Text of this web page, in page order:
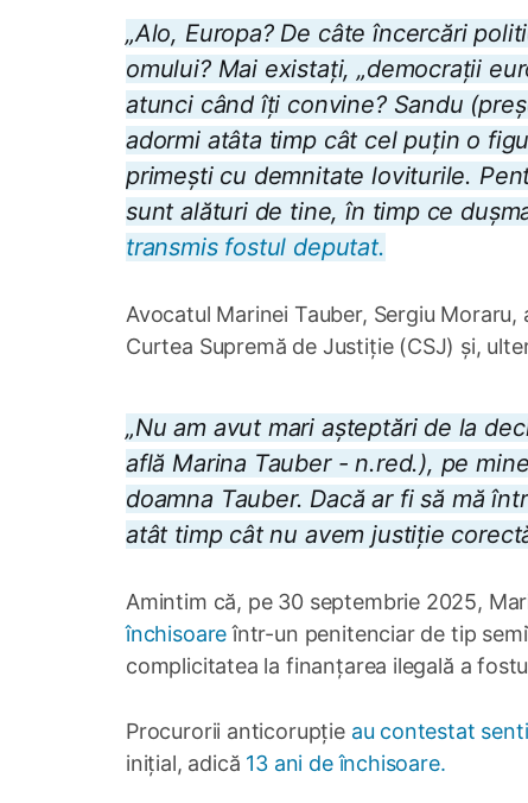
„Alo, Europa? De câte încercări
omului? Mai existați, „democrații
atunci când îți convine? Sandu
adormi atâta timp cât cel puțin o
primești cu demnitate loviturile.
sunt alături de tine, în timp ce
transmis fostul deputat.
Avocatul Marinei Tauber, Sergiu
Curtea Supremă de Justiție (CSJ) și,
„Nu am avut mari așteptări de la
află Marina Tauber - n.red.), pe
doamna Tauber. Dacă ar fi să mă
atât timp cât nu avem justiție
Amintim că, pe 30 septembrie 2025,
închisoareîntr-un penitenciar de tip
complicitatea la finanțarea ilegală a
Procurorii anticorupție au contestat
inițial, adică 13 ani de închisoare.